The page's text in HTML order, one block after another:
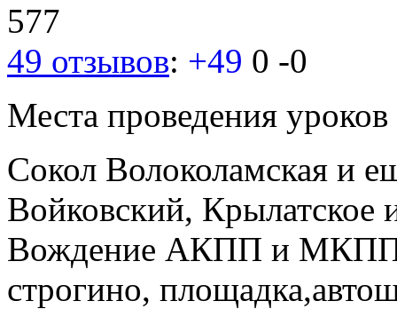
577
49 отзывов: +49 0 -0
Места проведения уроков
Сокол Волоколамская и
Войковский, Крылатское
Вождение АКПП и МКПП,
строгино,